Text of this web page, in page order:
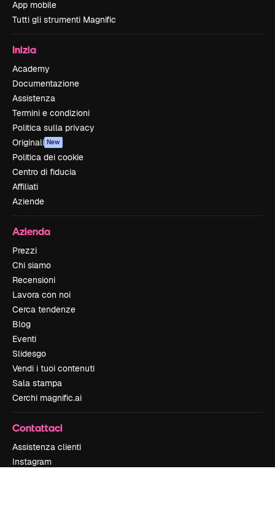
App mobile
Tutti gli strumenti Magnific
Inizia
Academy
Documentazione
Assistenza
Termini e condizioni
Politica sulla privacy
Originali New
Politica dei cookie
Centro di fiducia
Affiliati
Aziende
Azienda
Prezzi
Chi siamo
Recensioni
Lavora con noi
Cerca tendenze
Blog
Eventi
Slidesgo
Vendi i tuoi contenuti
Sala stampa
Cerchi magnific.ai
Contattaci
Assistenza clienti
Instagram